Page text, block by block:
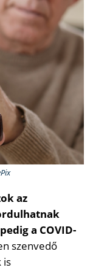
az
a COVID-
szenvedő
is